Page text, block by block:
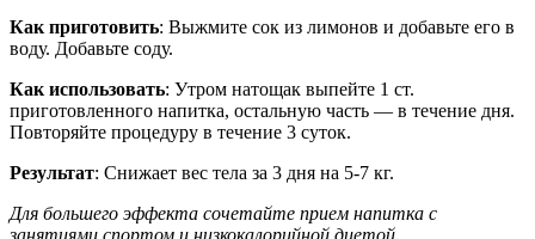
Как приготовить: Выжмите сок из лимонов и добавьте его в
воду. Добавьте соду.
Как использовать: Утром натощак выпейте 1 ст.
приготовленного напитка, остальную часть — в течение дня.
Повторяйте процедуру в течение 3 суток.
Результат: Снижает вес тела за 3 дня на 5-7 кг.
Для большего эффекта сочетайте прием напитка с